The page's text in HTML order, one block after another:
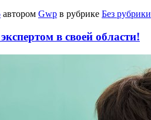
автором Gwp в рубрике Без рубрики
в своей области!